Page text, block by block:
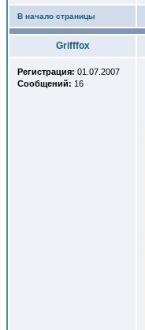
В начало страницы
Grifffox
Регистрация: 01.07.2007
Сообщений: 16